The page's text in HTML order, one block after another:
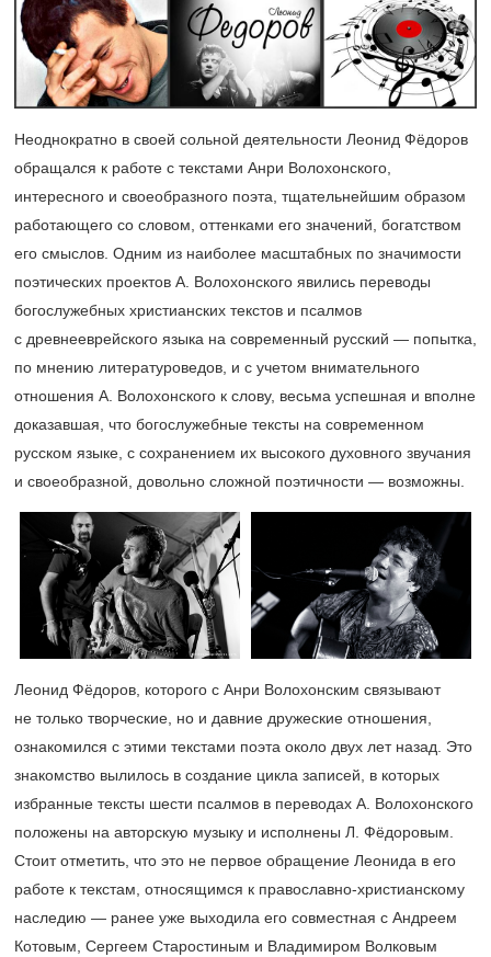
Неоднократно в своей сольной деятельности Леонид Фёдоров
обращался к работе с текстами Анри Волохонского,
интересного и своеобразного поэта, тщательнейшим образом
работающего со словом, оттенками его значений, богатством
его смыслов. Одним из наиболее масштабных по значимости
поэтических проектов А. Волохонского явились переводы
богослужебных христианских текстов и псалмов
с древнееврейского языка на современный русский — попытка,
по мнению литературоведов, и с учетом внимательного
отношения А. Волохонского к слову, весьма успешная и вполне
доказавшая, что богослужебные тексты на современном
русском языке, с сохранением их высокого духовного звучания
и своеобразной, довольно сложной поэтичности — возможны.
Леонид Фёдоров, которого с Анри Волохонским связывают
не только творческие, но и давние дружеские отношения,
ознакомился с этими текстами поэта около двух лет назад. Это
знакомство вылилось в создание цикла записей, в которых
избранные тексты шести псалмов в переводах А. Волохонского
положены на авторскую музыку и исполнены Л. Фёдоровым.
Стоит отметить, что это не первое обращение Леонида в его
работе к текстам, относящимся к православно-христианскому
наследию — ранее уже выходила его совместная с Андреем
Котовым, Сергеем Старостиным и Владимиром Волковым